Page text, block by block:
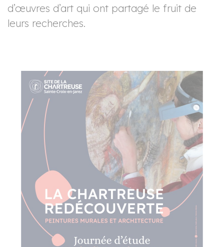
d’œuvres d’art qui ont partagé le fruit de
leurs recherches.